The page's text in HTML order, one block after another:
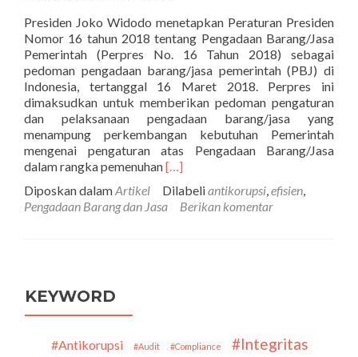
Presiden Joko Widodo menetapkan Peraturan Presiden
Nomor 16 tahun 2018 tentang Pengadaan Barang/Jasa
Pemerintah (Perpres No. 16 Tahun 2018) sebagai
pedoman pengadaan barang/jasa pemerintah (PBJ) di
Indonesia, tertanggal 16 Maret 2018. Perpres ini
dimaksudkan untuk memberikan pedoman pengaturan
dan pelaksanaan pengadaan barang/jasa yang
menampung perkembangan kebutuhan Pemerintah
mengenai pengaturan atas Pengadaan Barang/Jasa
dalam rangka pemenuhanSelengkapnya
Nomor
16
[…]
Diposkan dalamArtikel Dilabeliantikorupsi,efisien,
Pengadaan Barang dan Jasa
Berikan komentar
KEYWORD
#Antikorupsi #Audit #Compliance #Integritas